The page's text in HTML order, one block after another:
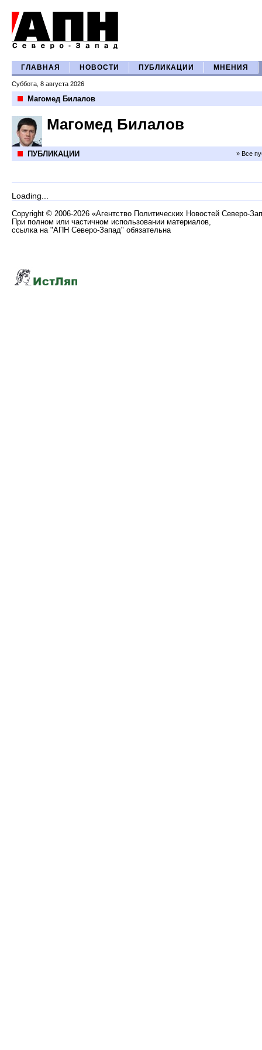
ГЛАВНАЯ НОВОСТИ ПУБЛИКАЦИИ МНЕНИЯ
Суббота, 8 августа 2026
Магомед Билалов
Магомед Билалов
ПУБЛИКАЦИИ » Все
Loading...
Copyright © 2006-2026 «Агентство Политических Новостей Северо-
При полном или частичном использовании материалов,
ссылка на "АПН Северо-Запад" обязательна